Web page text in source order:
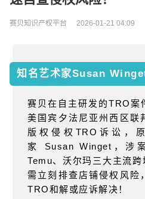
赛贝知识产权平台 2026-01-21 04:09
知名艺术家Susan
赛贝在自主研发的TRO案
美国宾夕法尼亚州西区联
版权侵权 TRO 诉讼，
家
Susan Winget ，涉
Temu、沃尔玛三大主流
需立刻排查店铺侵权风险
TRO和解或应诉解决！